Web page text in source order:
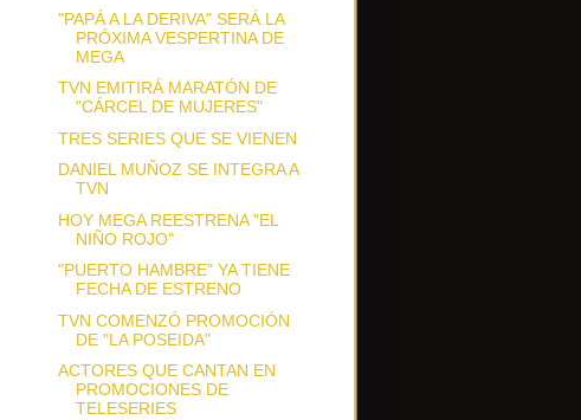
"PAPÁ A LA DERIVA" SERÁ LA
PRÓXIMA VESPERTINA DE
MEGA
TVN EMITIRÁ MARATÓN DE
"CÁRCEL DE MUJERES"
TRES SERIES QUE SE VIENEN
DANIEL MUÑOZ SE INTEGRA A
TVN
HOY MEGA REESTRENA "EL
NIÑO ROJO"
"PUERTO HAMBRE" YA TIENE
FECHA DE ESTRENO
TVN COMENZÓ PROMOCIÓN
DE "LA POSEIDA"
ACTORES QUE CANTAN EN
PROMOCIONES DE
TELESERIES